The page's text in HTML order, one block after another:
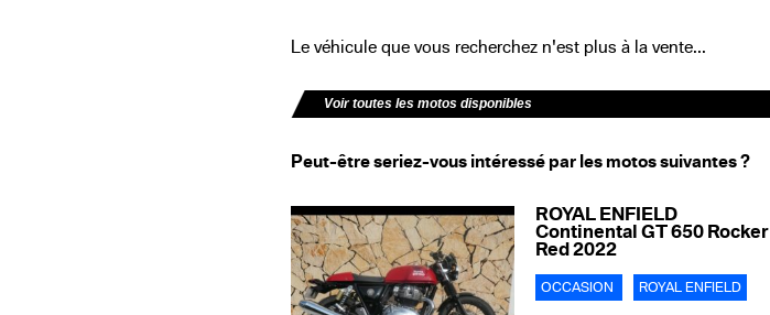
Le véhicule que vous recherchez n'est plus à la vente...
Voir toutes les motos disponibles
Peut-être seriez-vous intéressé par les motos suivantes ?
ROYAL ENFIELD
Continental GT 650 Rocker
Red 2022
OCCASION ROYAL ENFIELD